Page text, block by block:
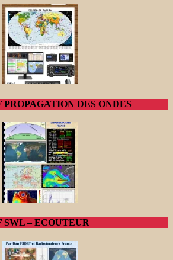
DES ONDES
– ECOUTEUR